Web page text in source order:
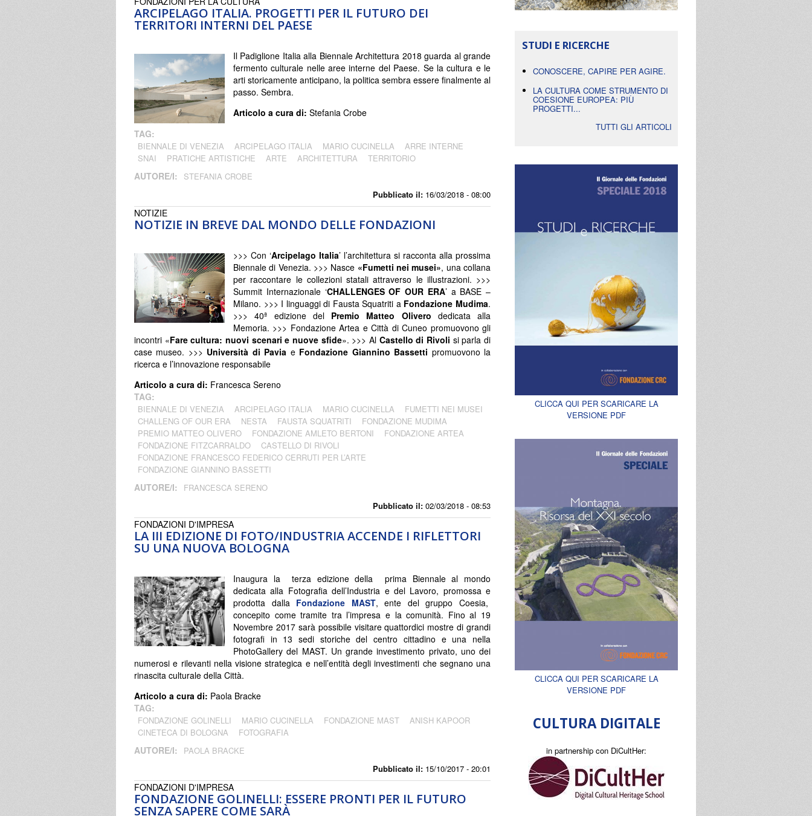
ARCIPELAGO ITALIA. PROGETTI PER IL FUTURO DEI
TERRITORI INTERNI DEL PAESE
Pubblicato il: 16/03/2018 - 08:00
Il Padiglione Italia alla Biennale Architettura 2018 guarda al grande
fermento culturale nelle aree interne del Paese. Se la cultura e le
arti storicamente anticipano, la politica sembra essere finalmente al
passo. Sembra.
Articolo a cura di: Stefania Crobe
TAG:
BIENNALE DI VENEZIA ARCIPELAGO ITALIA MARIO CUCINELLA
ARRE INTERNE
SNAI
PRATICHE ARTISTICHE ARTE ARCHITETTURA TERRITORIO
AUTORE/I: STEFANIA CROBE
NOTIZIE IN BREVE DAL MONDO DELLE FONDAZIONI
Pubblicato il: 02/03/2018 - 08:53
NOTIZIE
>>> Con ‘Arcipelago Italia’ l’architettura si racconta alla prossima
Biennale di Venezia. >>> Nasce «Fumetti nei musei», una collana
per raccontare le collezioni statali attraverso le illustrazioni. >>>
Summit Internazionale ‘CHALLENGES OF OUR ERA’ a BASE –
Milano. >>> I linguaggi di Fausta Squatriti a Fondazione Mudima.
>>> 40ª edizione del Premio Matteo Olivero dedicata alla
Memoria. >>> Fondazione Artea e Città di Cuneo promuovono gli
incontri «Fare cultura: nuovi scenari e nuove sfide». >>> Al Castello di Rivoli si parla di
case museo. >>> Università di Pavia e Fondazione Giannino Bassetti promuovono la
ricerca e l’innovazione responsabile
Articolo a cura di: Francesca Sereno
TAG:
BIENNALE DI VENEZIA ARCIPELAGO ITALIA MARIO CUCINELLA
FUMETTI NEI MUSEI
CHALLENG OF OUR ERA
NESTA FAUSTA SQUATRITI
FONDAZIONE MUDIMA
PREMIO MATTEO OLIVERO
FONDAZIONE AMLETO BERTONI
FONDAZIONE ARTEA
FONDAZIONE FITZCARRALDO
CASTELLO DI RIVOLI
FONDAZIONE FRANCESCO FEDERICO CERRUTI PER L’ARTE
FONDAZIONE GIANNINO BASSETTI
AUTORE/I: FRANCESCA SERENO
LA III EDIZIONE DI FOTO/INDUSTRIA ACCENDE I RIFLETTORI
SU UNA NUOVA BOLOGNA
Pubblicato il: 15/10/2017 - 20:01
FONDAZIONI D'IMPRESA
Inaugura la terza edizione della prima Biennale al mondo
dedicata alla Fotografia dell’Industria e del Lavoro, promossa e
prodotta dalla Fondazione MAST, ente del gruppo Coesia,
concepito come tramite tra l’impresa e la comunità. Fino al 19
Novembre 2017 sarà possibile visitare quattordici mostre di grandi
fotografi in 13 sedi storiche del centro cittadino e una nella
PhotoGallery del MAST. Un grande investimento privato, uno dei
numerosi e rilevanti nella visione strategica e nell’entità degli investimenti che segnano una
rinascita culturale della Città.
Articolo a cura di: Paola Bracke
TAG:
FONDAZIONE GOLINELLI MARIO CUCINELLA FONDAZIONE MAST
ANISH KAPOOR
CINETECA DI BOLOGNA
FOTOGRAFIA
AUTORE/I: PAOLA BRACKE
FONDAZIONE GOLINELLI: ESSERE PRONTI PER IL FUTURO
SENZA SAPERE COME SARÀ
FONDAZIONI D'IMPRESA
STUDI E RICERCHE
CONOSCERE, CAPIRE PER AGIRE.
LA CULTURA COME STRUMENTO DI
COESIONE EUROPEA: PIÙ
PROGETTI...
TUTTI GLI ARTICOLI
CLICCA QUI PER SCARICARE LA
VERSIONE PDF
CLICCA QUI PER SCARICARE LA
VERSIONE PDF
CULTURA DIGITALE
in partnership con DiCultHer: